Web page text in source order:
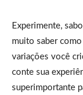
Experimente,
muito saber
variações você
conte sua
superimportante